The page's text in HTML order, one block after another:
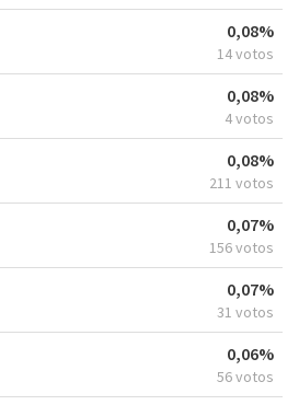
0,08%
14 votos
0,08%
4 votos
0,08%
211 votos
0,07%
156 votos
0,07%
31 votos
0,06%
56 votos